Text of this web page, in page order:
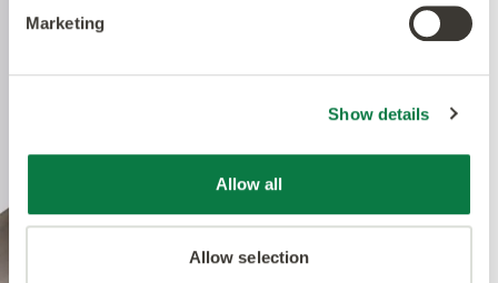
Marketing
Show details
Allow all
Allow selection